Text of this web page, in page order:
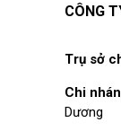
được
hoàn
CÔNG
Trụ sở
Chi
Dương